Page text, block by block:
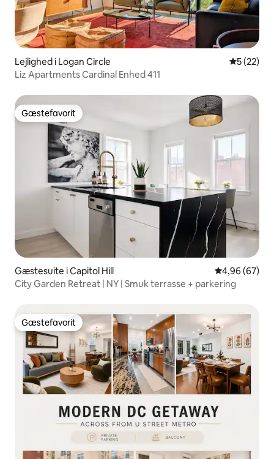
Lejlighed i Logan Circle 5 ud af 5 i
5 (22)
Liz Apartments Cardinal Enhed 411
Gæstefavorit
Gæstefavorit
Gæstesuite i Capitol Hill 4,96 ud af 5 i
4,96 (67)
City Garden Retreat | NY | Smuk terrasse + parkering
Gæstefavorit
Gæstefavorit